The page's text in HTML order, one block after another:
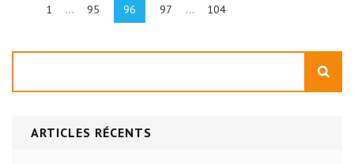
Page
1 … Page
95 Page
96 Page
97 … Page
104
ARTICLES RÉCENTS